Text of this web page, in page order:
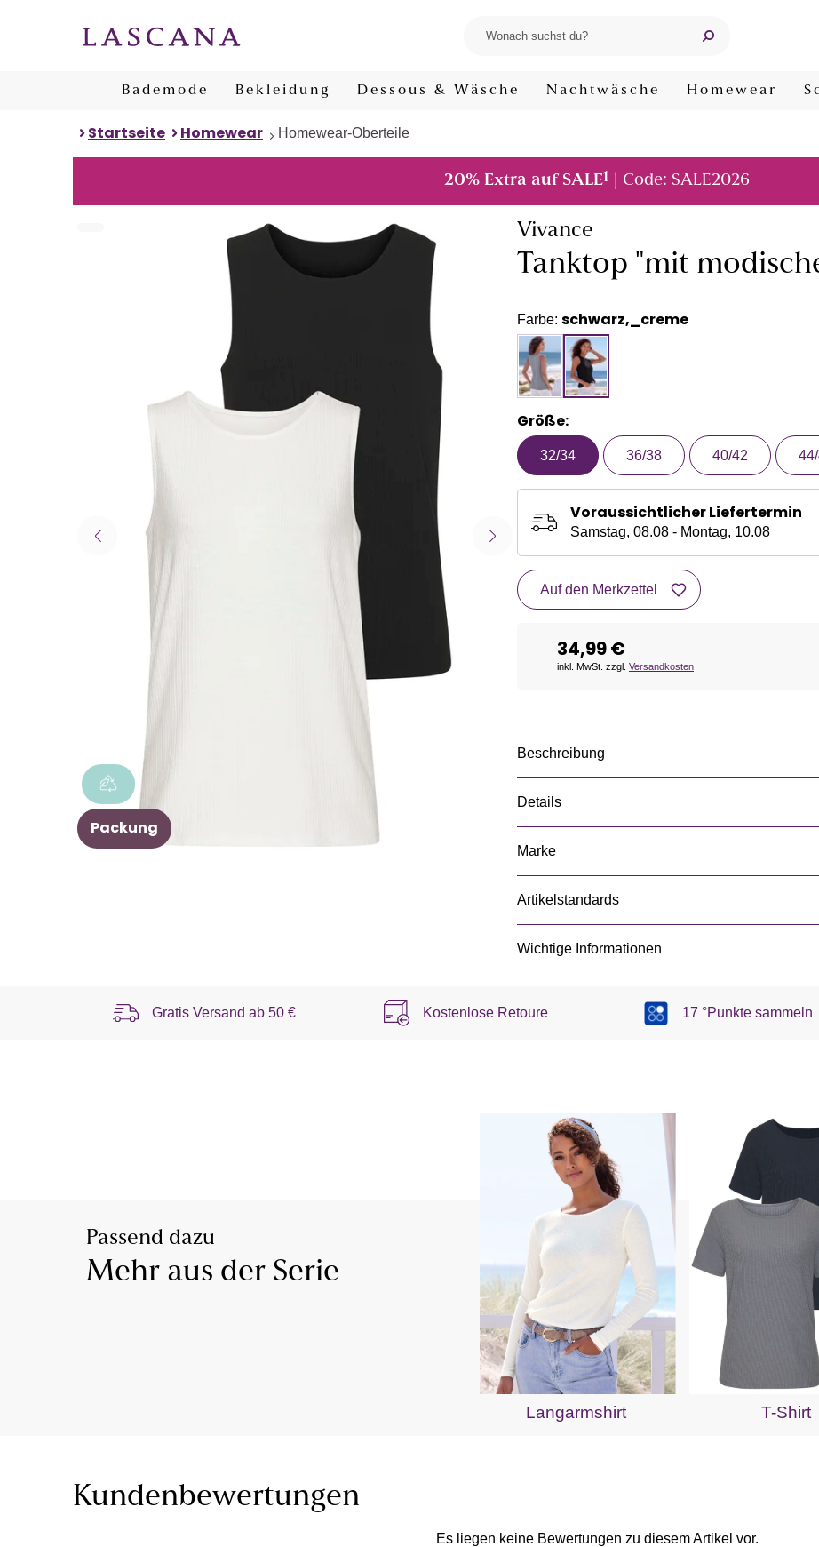
Bademode Bekleidung Dessous & Wäsche Nachtwäsche Homewear
Startseite Homewear Homewear-Oberteile
20% Extra auf SALE1 | Code: SALE2026
Packung
Vivance
Tanktop "mit
Farbe: schwarz,_creme
Größe:
32/34 36/38 40/42
Voraussichtlicher Liefertermin
Samstag, 08.08 - Montag, 10.08
Auf den Merkzettel
34,99 €
inkl. MwSt. zzgl. Versandkosten
Beschreibung
Details
Marke
Artikelstandards
Wichtige Informationen
Gratis Versand ab 50 € Kostenlose Retoure 17 °Punkte sammeln
Passend dazu
Mehr aus der Serie
Langarmshirt T-Shirt
Kundenbewertungen
Es liegen keine Bewertungen zu diesem Artikel vor.